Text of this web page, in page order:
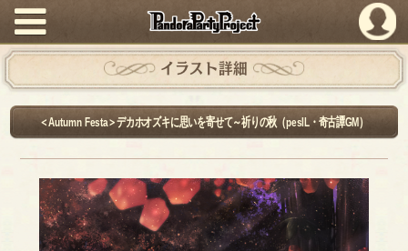
PandoraPartyProject
イラスト詳細
＜Autumn Festa＞デカホオズキに思いを寄せて～祈りの秋（pesIL・奇古譚GM）